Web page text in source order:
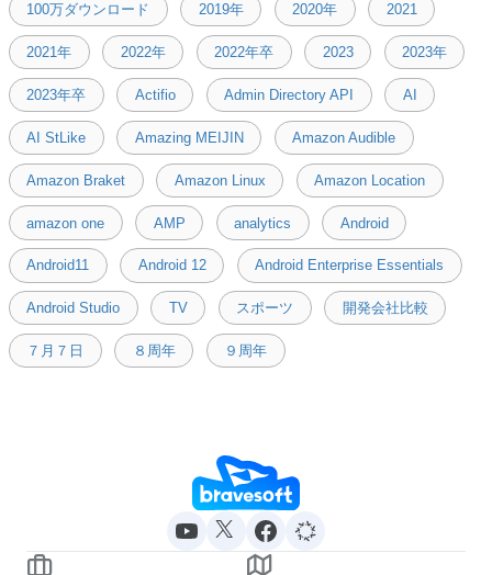
100万ダウンロード 2019年 2020年 2021
2021年 2022年 2022年卒 2023 2023年
2023年卒 Actifio Admin Directory API AI
AI StLike Amazing MEIJIN Amazon Audible
Amazon Braket Amazon Linux Amazon Location
amazon one AMP analytics Android
Android11 Android 12 Android Enterprise Essentials
Android Studio TV スポーツ 開発会社比較
７月７日 ８周年 ９周年